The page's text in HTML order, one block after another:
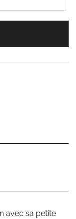
avec sa petite